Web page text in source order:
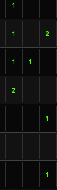
1
1 2
1 1
2
1
1